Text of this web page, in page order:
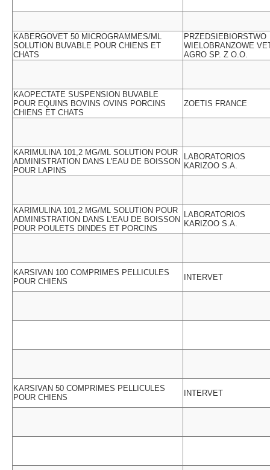
KABERGOVET 50 MICROGRAMMES/ML
SOLUTION BUVABLE POUR CHIENS ET
CHATS
PRZEDSIEBIORSTWO
WIELOBRANZOWE
AGRO SP. Z O.O.
KAOPECTATE SUSPENSION BUVABLE
POUR EQUINS BOVINS OVINS PORCINS
CHIENS ET CHATS
ZOETIS FRANCE
KARIMULINA 101,2 MG/ML SOLUTION POUR
ADMINISTRATION DANS L'EAU DE BOISSON
POUR LAPINS
LABORATORIOS
KARIZOO S.A.
KARIMULINA 101,2 MG/ML SOLUTION POUR
ADMINISTRATION DANS L'EAU DE BOISSON
POUR POULETS DINDES ET PORCINS
LABORATORIOS
KARIZOO S.A.
KARSIVAN 100 COMPRIMES PELLICULES
POUR CHIENS
INTERVET
KARSIVAN 50 COMPRIMES PELLICULES
POUR CHIENS
INTERVET